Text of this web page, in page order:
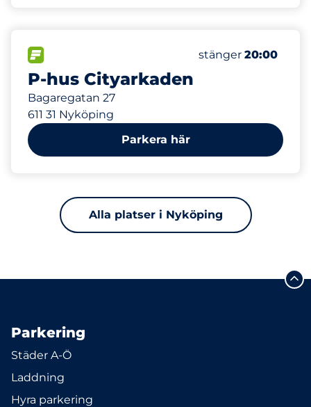
P-hus Cityarkaden
Bagaregatan 27
611 31 Nyköping
Antal
Totalt antal
Fredag
stänger 20:00
Parkera här
Alla platser i Nyköping
Parkering
Städer A-Ö
Laddning
Hyra parkering